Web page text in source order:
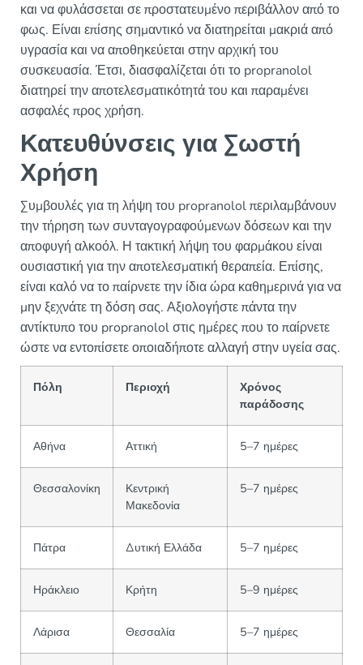
και να φυλάσσεται σε προστατευμένο περιβάλλον από το
φως. Είναι επίσης σημαντικό να διατηρείται μακριά από
υγρασία και να αποθηκεύεται στην αρχική του
συσκευασία. Έτσι, διασφαλίζεται ότι το propranolol
διατηρεί την αποτελεσματικότητά του και παραμένει
ασφαλές προς χρήση.
Κατευθύνσεις για Σωστή
Χρήση
Συμβουλές για τη λήψη του propranolol περιλαμβάνουν
την τήρηση των συνταγογραφούμενων δόσεων και την
αποφυγή αλκοόλ. Η τακτική λήψη του φαρμάκου είναι
ουσιαστική για την αποτελεσματική θεραπεία. Επίσης,
είναι καλό να το παίρνετε την ίδια ώρα καθημερινά για να
μην ξεχνάτε τη δόση σας. Αξιολογήστε πάντα την
αντίκτυπο του propranolol στις ημέρες που το παίρνετε
ώστε να εντοπίσετε οποιαδήποτε αλλαγή στην υγεία σας.
Πόλη Περιοχή
Χρόνος
παράδοσης
Αθήνα Αττική 5–7 ημέρες
Θεσσαλονίκη
Κεντρική
Μακεδονία
5–7 ημέρες
Πάτρα Δυτική Ελλάδα 5–7 ημέρες
Ηράκλειο Κρήτη 5–9 ημέρες
Λάρισα Θεσσαλία 5–7 ημέρες